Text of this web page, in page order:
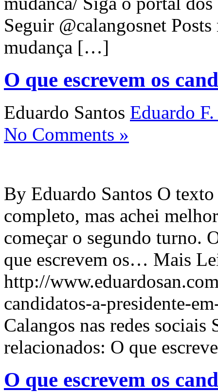
Seguir @calangosnet
mudança […]
O que escrevem os
Eduardo Santos Eduardo
No Comments »
By Eduardo Santos O
completo, mas achei
começar o segundo turno.
que escrevem os… Mais
http://
candidatos-a-presidente-
Calangos nas redes sociais
relacionados: O que
O que escrevem os